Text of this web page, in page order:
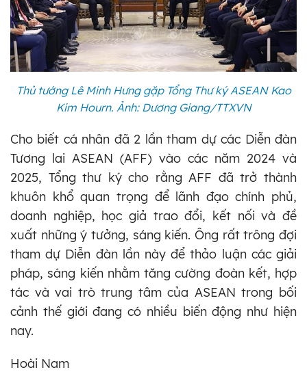
Thủ tướng Lê Minh Hưng gặp Tổng Thư ký ASEAN Kao
Kim Hourn. Ảnh: Dương Giang/TTXVN
Cho biết cá nhân đã 2 lần tham dự các Diễn đàn
Tương lai ASEAN (AFF) vào các năm 2024 và
2025, Tổng thư ký cho rằng AFF đã trở thành
khuôn khổ quan trọng để lãnh đạo chính phủ,
doanh nghiệp, học giả trao đổi, kết nối và đề
xuất những ý tưởng, sáng kiến. Ông rất trông đợi
tham dự Diễn đàn lần này để thảo luận các giải
pháp, sáng kiến nhằm tăng cường đoàn kết, hợp
tác và vai trò trung tâm của ASEAN trong bối
cảnh thế giới đang có nhiều biến động như hiện
nay.
Hoài Nam